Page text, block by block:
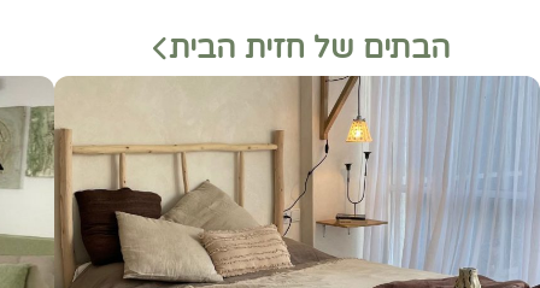
הבתים של חזית הבית